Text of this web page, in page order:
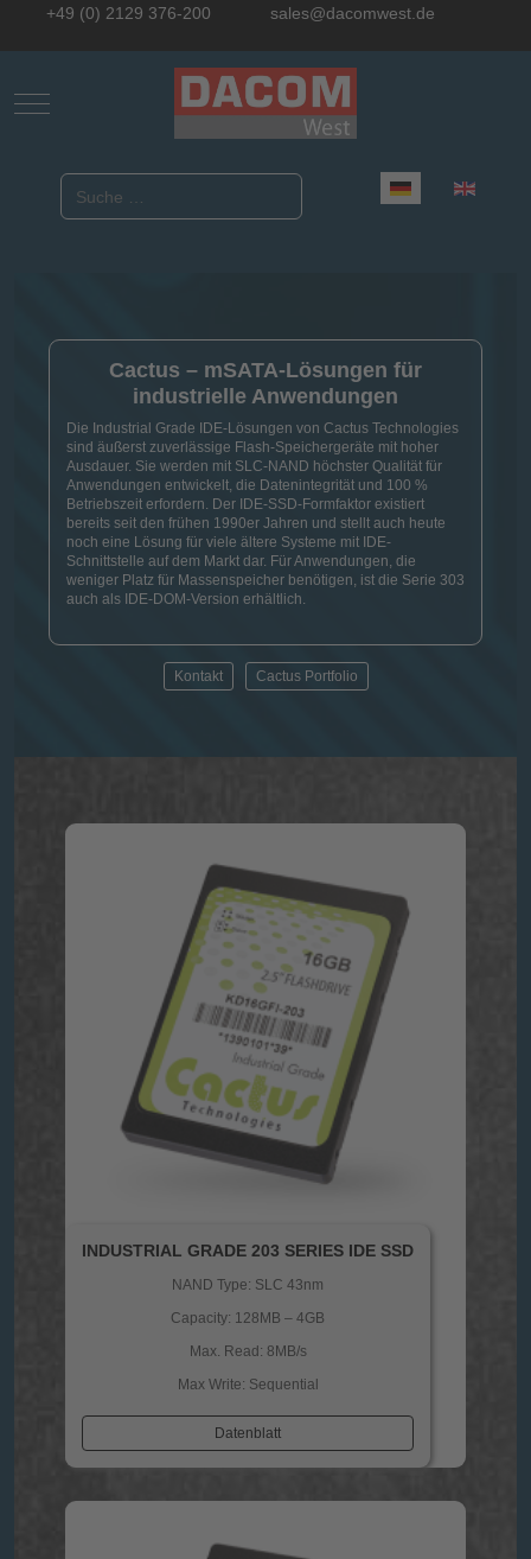
+49 (0) 2129 376-200 sales@dacomwest.de
Mobile Menu Toggle
Sprache auswählen
Cactus – mSATA-Lösungen für
industrielle Anwendungen
Die Industrial Grade IDE-Lösungen von Cactus Technologies
sind äußerst zuverlässige Flash-Speichergeräte mit hoher
Ausdauer. Sie werden mit SLC-NAND höchster Qualität für
Anwendungen entwickelt, die Datenintegrität und 100 %
Betriebszeit erfordern. Der IDE-SSD-Formfaktor existiert
bereits seit den frühen 1990er Jahren und stellt auch heute
noch eine Lösung für viele ältere Systeme mit IDE-
Schnittstelle auf dem Markt dar. Für Anwendungen, die
weniger Platz für Massenspeicher benötigen, ist die Serie 303
auch als IDE-DOM-Version erhältlich.
Kontakt Cactus Portfolio
INDUSTRIAL GRADE 203 SERIES IDE SSD
NAND Type: SLC 43nm
Capacity: 128MB – 4GB
Max. Read: 8MB/s
Max Write: Sequential
Datenblatt